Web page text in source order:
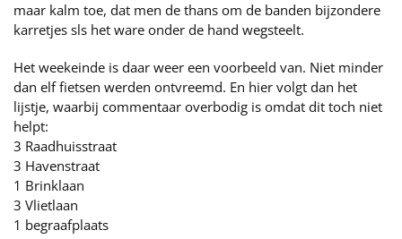
maar kalm toe, dat men de thans om de banden bijzondere
karretjes sls het ware onder de hand wegsteelt.
Het weekeinde is daar weer een voorbeeld van. Niet minder
dan elf fietsen werden ontvreemd. En hier volgt dan het
lijstje, waarbij commentaar overbodig is omdat dit toch niet
helpt:
3 Raadhuisstraat
3 Havenstraat
1 Brinklaan
3 Vlietlaan
1 begraafplaats